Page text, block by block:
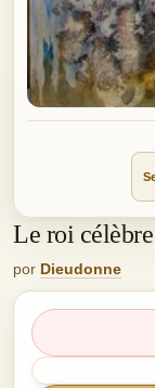
Le roi
por Dieudonne